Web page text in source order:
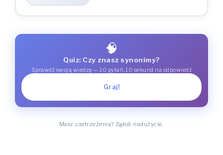
🧠
Quiz: Czy znasz synonimy?
Sprawdź swoją wiedzę — 10 pytań, 10 sekund na odpowiedź
Graj!
Masz zastrzeżenia? Zgłoś nadużycie.